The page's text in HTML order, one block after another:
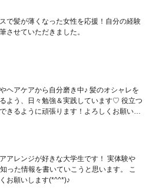
で髪が薄くなった女性を応援！自分の経験
させていただきました。
ヘアケアから自分磨き中♪ 髪のオシャレを
よう、日々勉強＆実践しています♡ 役立つ
きるように頑張ります！よろしくお願いし
アレンジが好きな大学生です！ 実体験や
った情報を書いていこうと思います。 こ
お願いします(*^^*)♪